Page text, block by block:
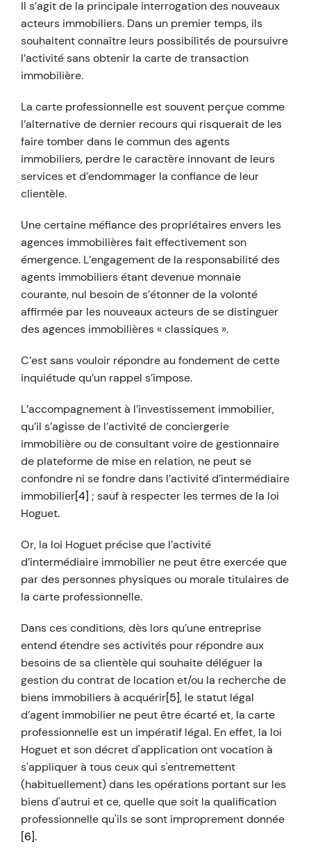
Il s’agit de la principale interrogation des nouveaux
acteurs immobiliers. Dans un premier temps, ils
souhaitent connaître leurs possibilités de poursuivre
l’activité sans obtenir la carte de transaction
immobilière.
La carte professionnelle est souvent perçue comme
l’alternative de dernier recours qui risquerait de les
faire tomber dans le commun des agents
immobiliers, perdre le caractère innovant de leurs
services et d’endommager la confiance de leur
clientèle.
Une certaine méfiance des propriétaires envers les
agences immobilières fait effectivement son
émergence. L’engagement de la responsabilité des
agents immobiliers étant devenue monnaie
courante, nul besoin de s’étonner de la volonté
affirmée par les nouveaux acteurs de se distinguer
des agences immobilières « classiques ».
C’est sans vouloir répondre au fondement de cette
inquiétude qu’un rappel s’impose.
L’accompagnement à l’investissement immobilier,
qu’il s’agisse de l’activité de conciergerie
immobilière ou de consultant voire de gestionnaire
de plateforme de mise en relation, ne peut se
confondre ni se fondre dans l’activité d’intermédiaire
immobilier[4] ; sauf à respecter les termes de la loi
Hoguet.
Or, la loi Hoguet précise que l’activité
d’intermédiaire immobilier ne peut être exercée que
par des personnes physiques ou morale titulaires de
la carte professionnelle.
Dans ces conditions, dès lors qu’une entreprise
entend étendre ses activités pour répondre aux
besoins de sa clientèle qui souhaite déléguer la
gestion du contrat de location et/ou la recherche de
biens immobiliers à acquérir[5], le statut légal
d’agent immobilier ne peut être écarté et, la carte
professionnelle est un impératif légal. En effet, la loi
Hoguet et son décret d'application ont vocation à
s'appliquer à tous ceux qui s'entremettent
(habituellement) dans les opérations portant sur les
biens d'autrui et ce, quelle que soit la qualification
professionnelle qu'ils se sont improprement donnée
[6].